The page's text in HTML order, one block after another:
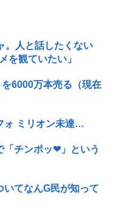
。人と話したくない
を観ていたい」
6000万本売る（現在
ォ ミリオン未達…
「チンポッ❤」という
てなんG民が知って